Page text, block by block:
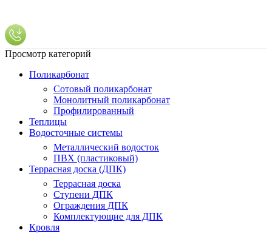
Просмотр категорий
Поликарбонат
Сотовый поликарбонат
Монолитный поликарбонат
Профилированный
Теплицы
Водосточные системы
Металлический водосток
ПВХ (пластиковый)
Террасная доска (ДПК)
Террасная доска
Ступени ДПК
Ограждения ДПК
Комплектующие для ДПК
Кровля